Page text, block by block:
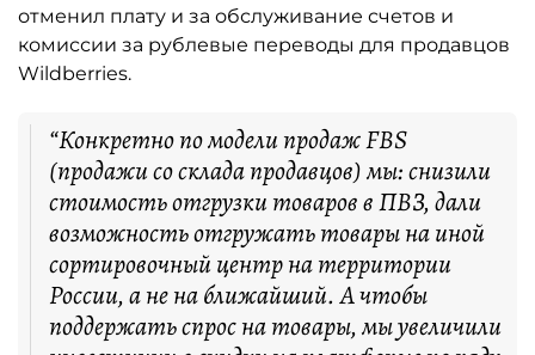
отменил плату и за обслуживание счетов и
комиссии за рублевые переводы для продавцов
Wildberries.
“Конкретно по модели продаж FBS
(продажи со склада продавцов) мы: снизили
стоимость отгрузки товаров в ПВЗ, дали
возможность отгружать товары на иной
сортировочный центр на территории
России, а не на ближайший. А чтобы
поддержать спрос на товары, мы увеличили